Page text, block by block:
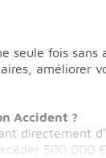
seule fois
améliorer
Accident ?
directement
500 000 €.